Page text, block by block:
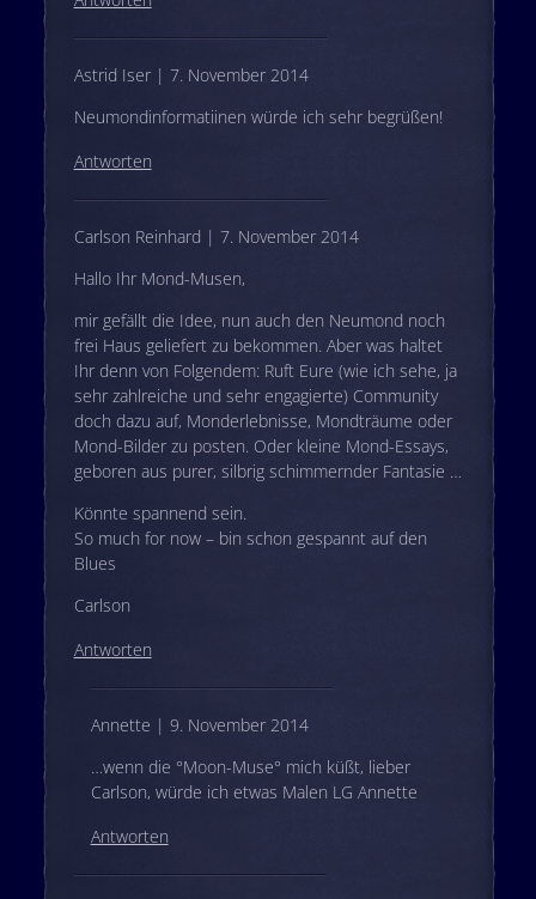
Astrid Iser | 7. November 2014
Neumondinformatiinen würde ich sehr begrüßen!
Antworten
Carlson Reinhard | 7. November 2014
Hallo Ihr Mond-Musen,
mir gefällt die Idee, nun auch den Neumond noch
frei Haus geliefert zu bekommen. Aber was haltet
Ihr denn von Folgendem: Ruft Eure (wie ich sehe, ja
sehr zahlreiche und sehr engagierte) Community
doch dazu auf, Monderlebnisse, Mondträume oder
Mond-Bilder zu posten. Oder kleine Mond-Essays,
geboren aus purer, silbrig schimmernder Fantasie …
Könnte spannend sein.
So much for now – bin schon gespannt auf den
Blues
Carlson
Antworten
Annette | 9. November 2014
…wenn die °Moon-Muse° mich küßt, lieber
Carlson, würde ich etwas Malen LG Annette
Antworten